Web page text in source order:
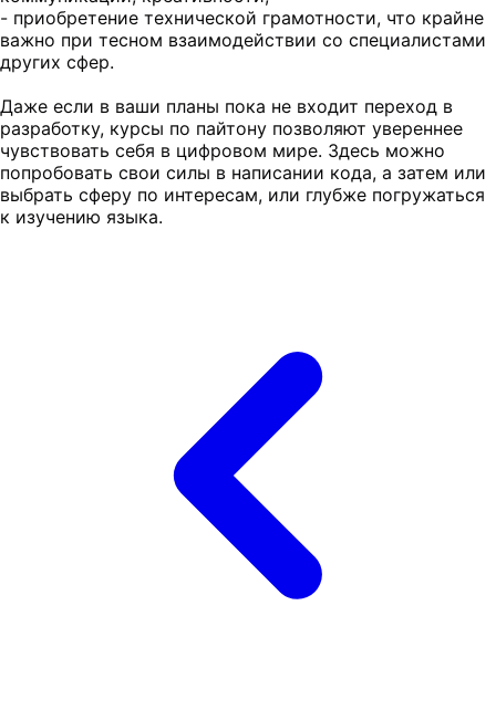
- приобретение технической грамотности, что крайне
важно при тесном взаимодействии со специалистами
других сфер.
Даже если в ваши планы пока не входит переход в
разработку, курсы по пайтону позволяют увереннее
чувствовать себя в цифровом мире. Здесь можно
попробовать свои силы в написании кода, а затем или
выбрать сферу по интересам, или глубже погружаться
к изучению языка.